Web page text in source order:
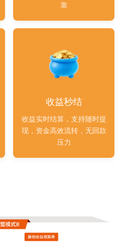
靠
收益秒结
收益实时结算，支持随时提
现，资金高效流转，无回款
压力